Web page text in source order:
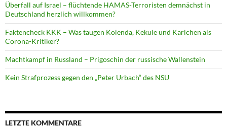
Überfall auf Israel – flüchtende HAMAS-Terroristen demnächst in
Deutschland herzlich willkommen?
Faktencheck KKK – Was taugen Kolenda, Kekule und Karlchen als
Corona-Kritiker?
Machtkampf in Russland – Prigoschin der russische Wallenstein
Kein Strafprozess gegen den „Peter Urbach“ des NSU
LETZTE KOMMENTARE